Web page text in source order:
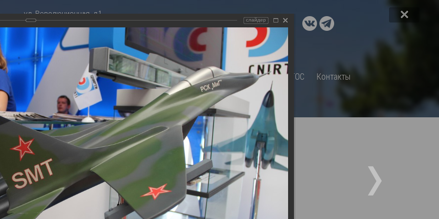
ул. Революционная, д.1
gelendzhik@mo.krasnodar.ru
АA+
Дума Администрация Руководители Документы КСП Обращения ТОС Контакты
задачи и функции
данных
реформа
коррупции
организации
информация
служба
ДУМА
Новости
Структура
Депутат ЗСК
Депутат ГД
График приёмов граждан
депутатами
Депутатское объединение
Совет молодых депутатов
Законотворчество
Постоянные комиссии и график
заседаний
Сведения о доходах, расходах, об
ДОКУМЕНТЫ
Правовые акты и их экспертиза
Оценка регулирующего
воздействия
Экспертиза действующих
нормативных правовых актов
Оценка применения
Муниципальный контроль
Формы обращений
Градостроительная деятельность
выставки Гидроавиасалон – 2014
X Международной выставки Гидроавиасалон – 2014(51 фото)
слайдер